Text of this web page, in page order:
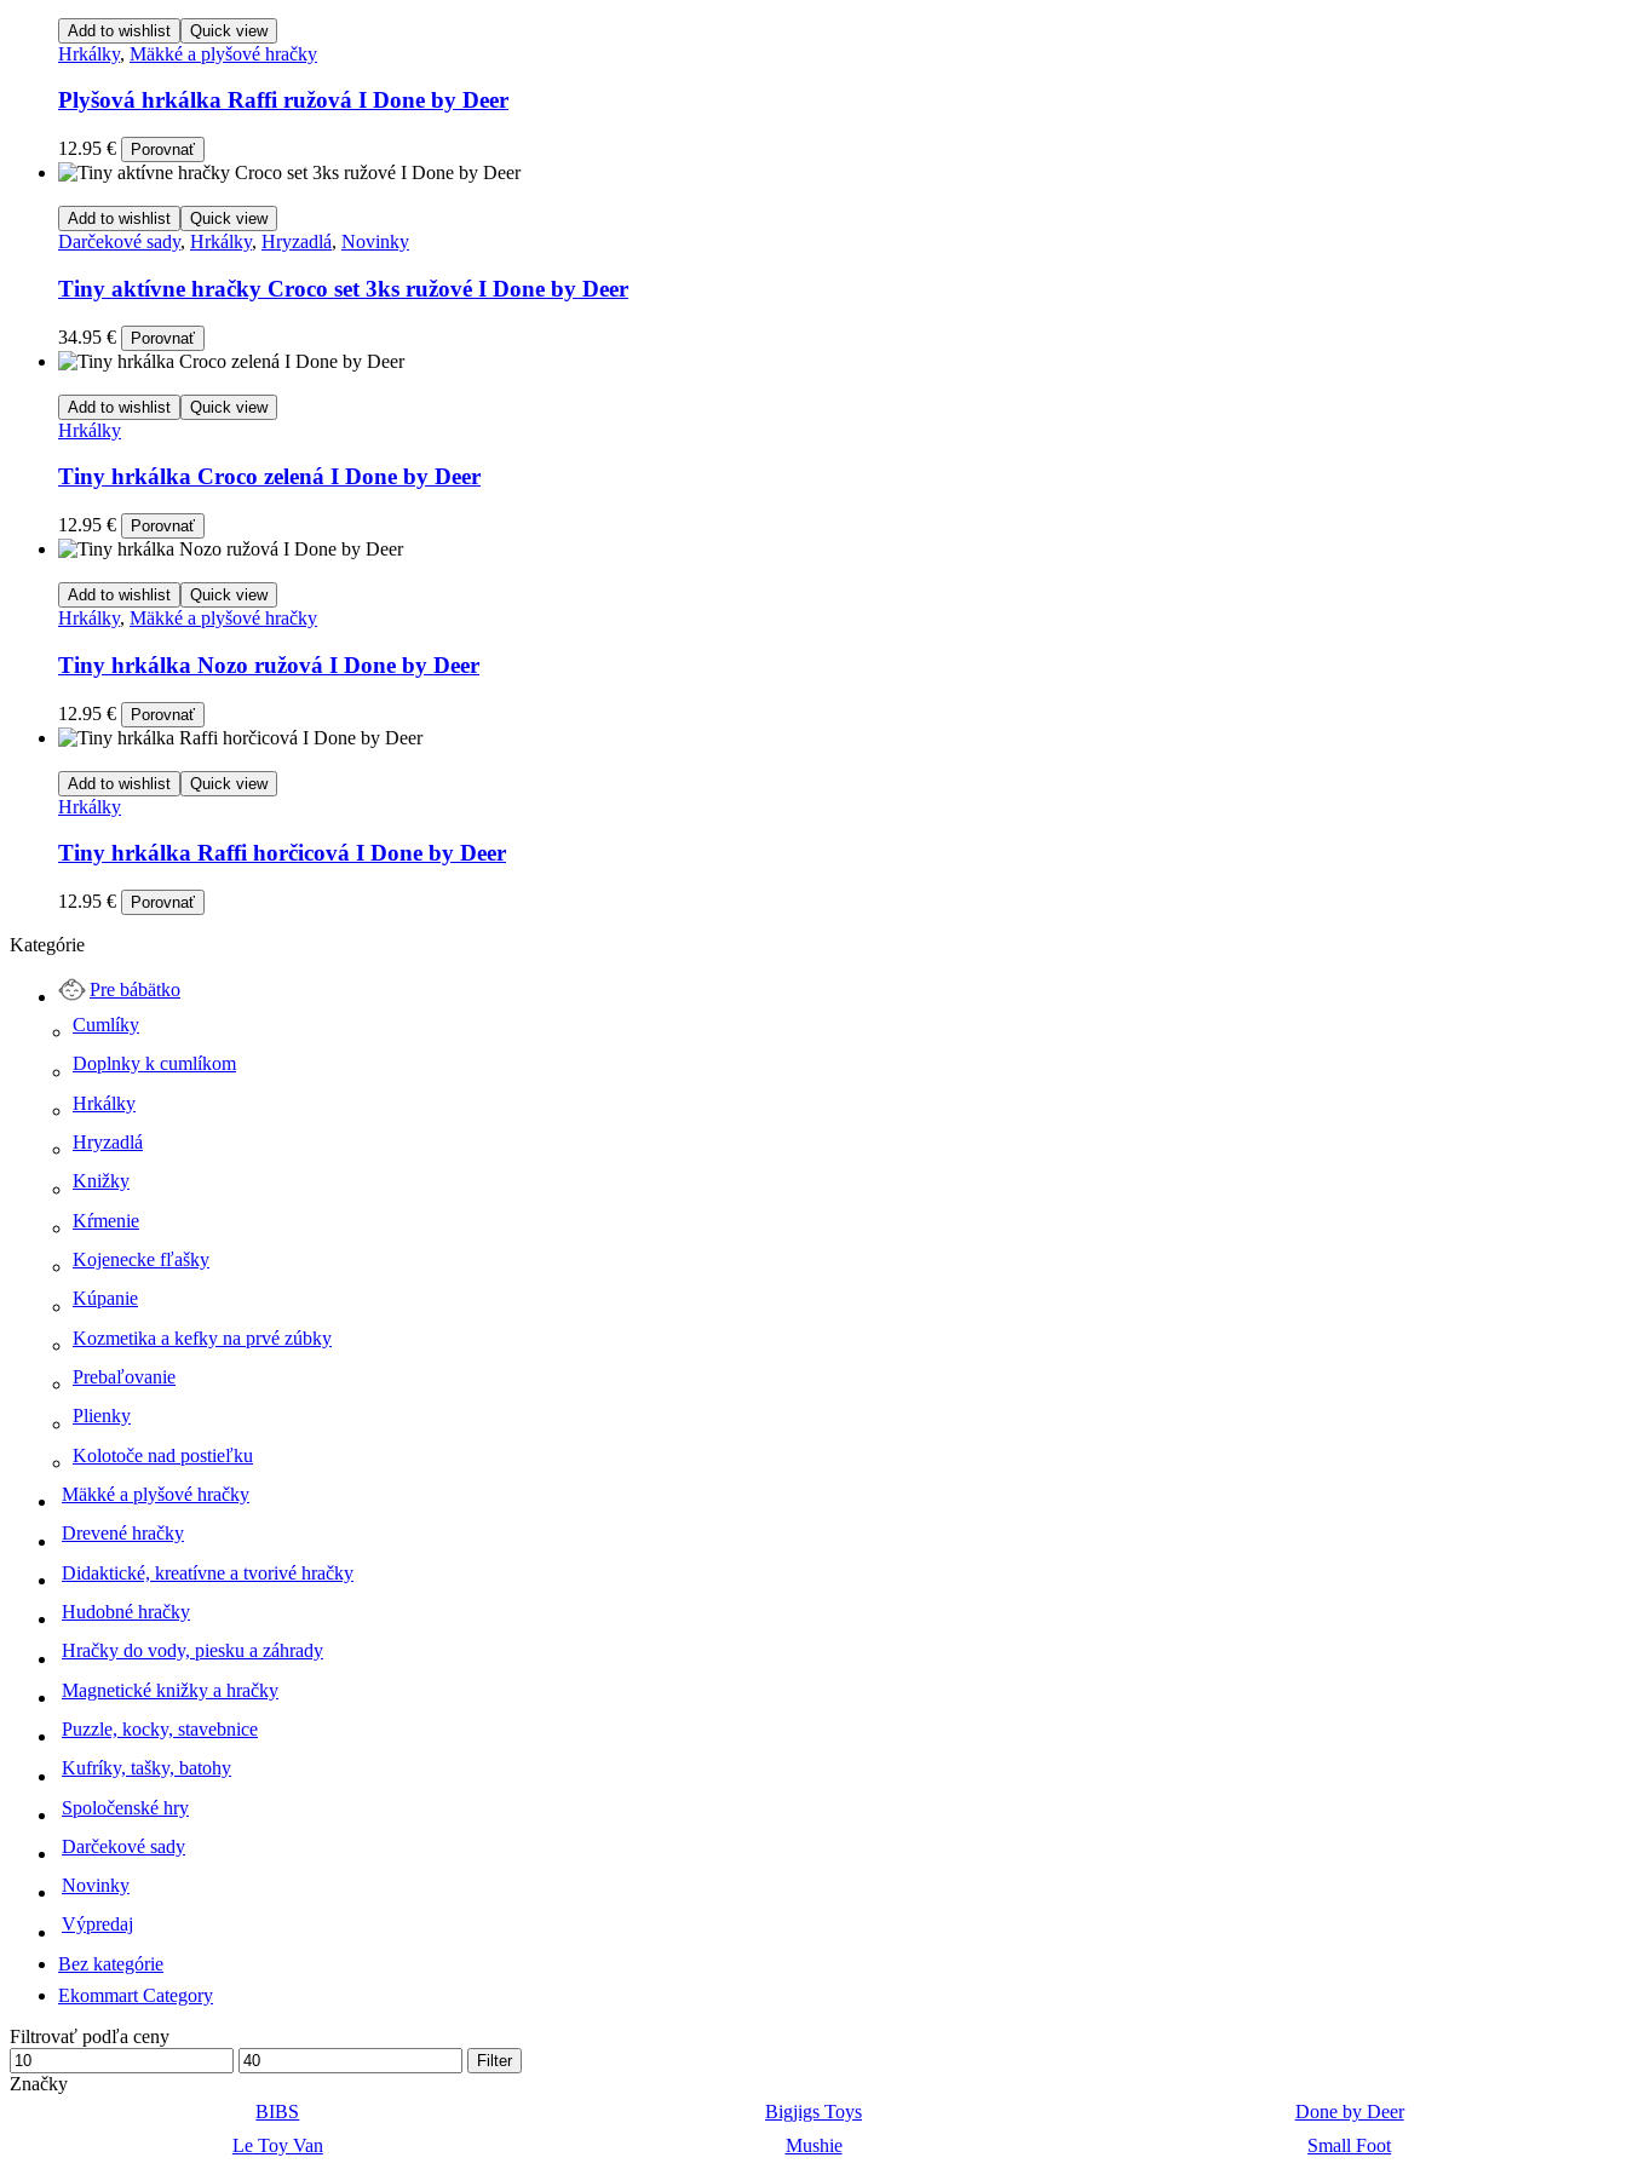
Add to wishlist Quick view
Hrkálky, Mäkké a plyšové hračky
Plyšová hrkálka Raffi ružová I Done by Deer
12.95 € Porovnať
Add to wishlist Quick view
Darčekové sady, Hrkálky, Hryzadlá, Novinky
Tiny aktívne hračky Croco set 3ks ružové I Done by Deer
34.95 € Porovnať
Add to wishlist Quick view
Hrkálky
Tiny hrkálka Croco zelená I Done by Deer
12.95 € Porovnať
Add to wishlist Quick view
Hrkálky, Mäkké a plyšové hračky
Tiny hrkálka Nozo ružová I Done by Deer
12.95 € Porovnať
Add to wishlist Quick view
Hrkálky
Tiny hrkálka Raffi horčicová I Done by Deer
12.95 € Porovnať
Kategórie
Pre bábätko
Cumlíky
Doplnky k cumlíkom
Hrkálky
Hryzadlá
Knižky
Kŕmenie
Kojenecke fľašky
Kúpanie
Kozmetika a kefky na prvé zúbky
Prebaľovanie
Plienky
Kolotoče nad postieľku
Mäkké a plyšové hračky
Drevené hračky
Didaktické, kreatívne a tvorivé hračky
Hudobné hračky
Hračky do vody, piesku a záhrady
Magnetické knižky a hračky
Puzzle, kocky, stavebnice
Kufríky, tašky, batohy
Spoločenské hry
Darčekové sady
Novinky
Výpredaj
Bez kategórie
Ekommart Category
Filtrovať podľa ceny
Minimálna
cena
Maximálna
cena
Filter
Značky
BIBS
Bigjigs Toys
Done by Deer
Le Toy Van
Mushie
Small Foot